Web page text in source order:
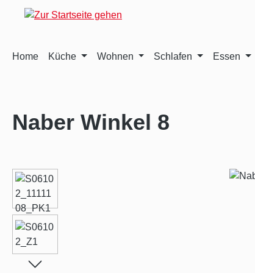
Hauptinhalt springen
Zur Suche springen
Zur Hauptnavigation springen
Home Küche Wohnen Schlafen Essen
Naber Winkel 8
Bildergalerie überspringen